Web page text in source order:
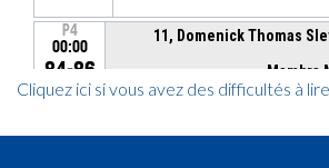
Cliquez ici si vous avez des difficultés à